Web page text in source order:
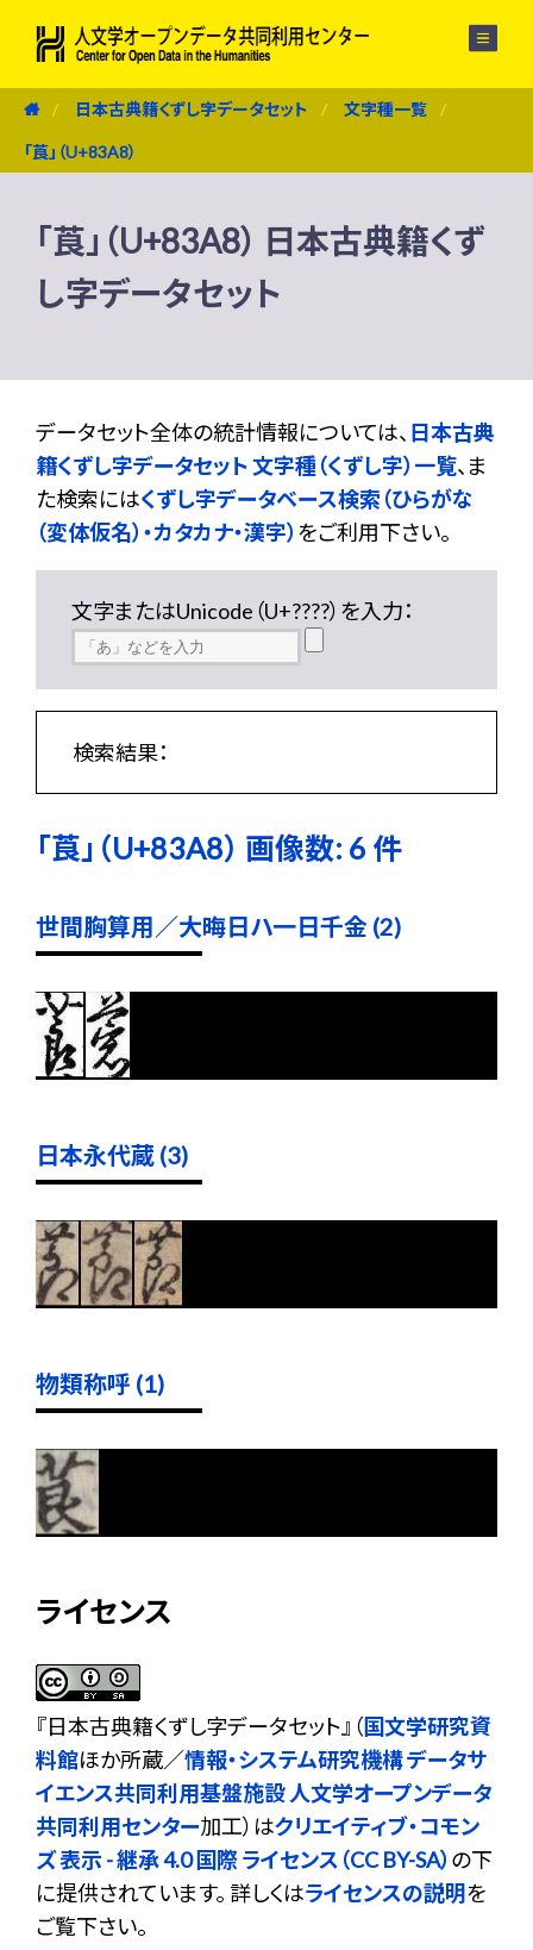
日本古典籍くずし字データセット 文字種一覧
「莨」（U+83A8）
「莨」（U+83A8） 日本古典籍くず
し字データセット
データセット全体の統計情報については、 日本古典
籍くずし字データセット 文字種（くずし字）一覧、ま
た検索にはくずし字データベース検索（ひらがな
（変体仮名）・カタカナ・漢字） をご利用下さい。
文字またはUnicode（U+????）を入力：
検索結果：
「莨」（U+83A8） 画像数: 6 件
世間胸算用／大晦日ハ一日千金 (2)
日本永代蔵 (3)
物類称呼 (1)
ライセンス
『日本古典籍くずし字データセット 』（国文学研究資
料館ほか所蔵／情報・システム研究機構 データサ
イエンス共同利用基盤施設 人文学オープンデータ
共同利用センター加工）はクリエイティブ・コモン
ズ 表示 - 継承 4.0 国際 ライセンス（CC BY-SA） の下
に提供されています。 詳しくはライセンスの説明を
ご覧下さい。